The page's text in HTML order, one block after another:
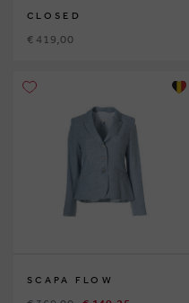
CLOSED
€ 419,00
SCAPA FLOW